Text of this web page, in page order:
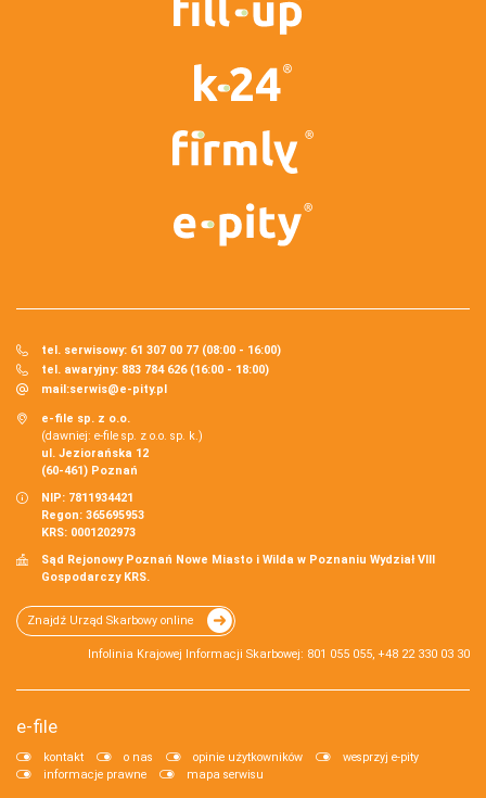
tel. serwisowy: 61 307 00 77 (08:00 - 16:00)
tel. awaryjny: 883 784 626 (16:00 - 18:00)
mail:serwis@e-pity.pl
e-file sp. z o.o.
(dawniej: e-file sp. z o.o. sp. k.)
ul. Jeziorańska 12
(60-461) Poznań
NIP: 7811934421
Regon: 365695953
KRS: 0001202973
Sąd Rejonowy Poznań Nowe Miasto i Wilda w Poznaniu Wydział VIII
Gospodarczy KRS.
Znajdź Urząd Skarbowy online
Infolinia Krajowej Informacji Skarbowej: 801 055 055, +48 22 330 03 30
e-file
kontakt o nas opinie użytkowników
wesprzyj e-pity
informacje prawne
mapa serwisu